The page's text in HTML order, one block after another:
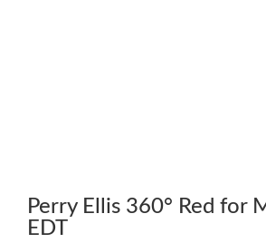
Perry Ellis 360° Red for
EDT